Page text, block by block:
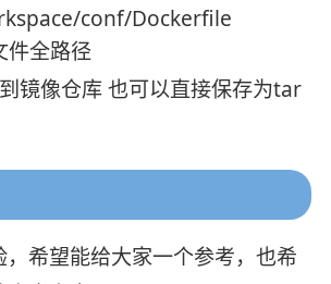
conf/Dockerfile
全路径
镜像仓库 也可以直接保存为tar
，希望能给大家一个参考，也希